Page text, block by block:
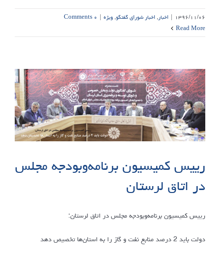
۱۳۹۶/۱۱/۰۶ | اخبار,اخبار شورای گفتگو,ویژه | ۰ Comments
Read More
رییس کمیسیون برنامه‌وبودجه مجلس
در اتاق لرستان
رییس کمیسیون برنامه‌وبودجه مجلس در اتاق لرستان:
دولت باید 2 درصد منابع نفت و گاز را به استان‌ها تخصیص دهد